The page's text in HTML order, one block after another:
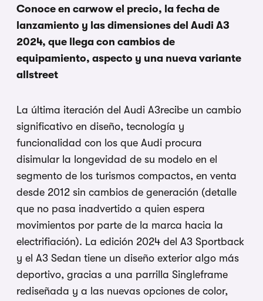
Conoce en carwow el precio, la fecha de
lanzamiento y las dimensiones del Audi A3
2024, que llega con cambios de
equipamiento, aspecto y una nueva variante
allstreet
La última iteración del Audi A3recibe un cambio
significativo en diseño, tecnología y
funcionalidad con los que Audi procura
disimular la longevidad de su modelo en el
segmento de los turismos compactos, en venta
desde 2012 sin cambios de generación (detalle
que no pasa inadvertido a quien espera
movimientos por parte de la marca hacia la
electrifiación). La edición 2024 del A3 Sportback
y el A3 Sedan tiene un diseño exterior algo más
deportivo, gracias a una parrilla Singleframe
rediseñada y a las nuevas opciones de color,